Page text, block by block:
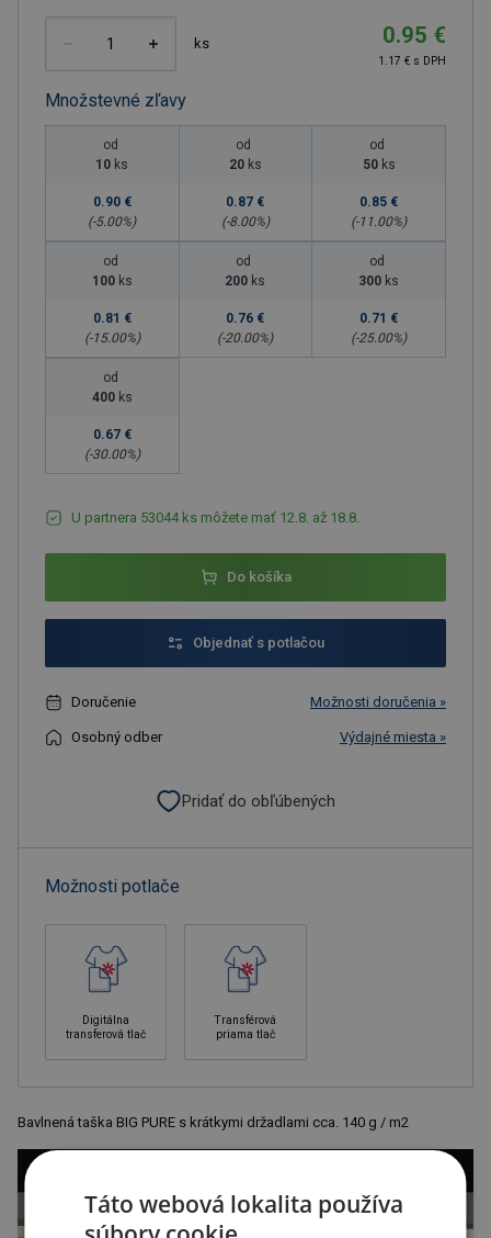
ks 0.95 €
1.17 € s DPH
Množstevné zľavy
od
10 ks
0.90 €
(-5.00%)
od
20 ks
0.87 €
(-8.00%)
od
50 ks
0.85 €
(-11.00%)
od
100 ks
0.81 €
(-15.00%)
od
200 ks
0.76 €
(-20.00%)
od
300 ks
0.71 €
(-25.00%)
od
400 ks
0.67 €
(-30.00%)
U partnera 53044 ks môžete mať 12.8. až 18.8.
Do košíka
Objednať s potlačou
Doručenie Možnosti doručenia »
Osobný odber Výdajné miesta »
Pridať do obľúbených
Možnosti potlače
Digitálna
transferová tlač
Transférová
priama tlač
Bavlnená taška BIG PURE s krátkymi držadlami cca. 140 g / m2
Táto webová lokalita používa